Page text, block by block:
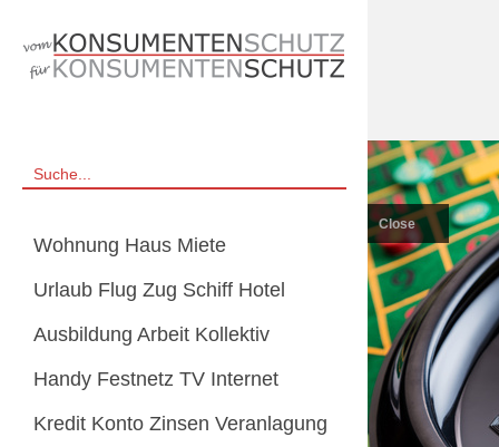
Wohnung Haus Miete
Urlaub Flug Zug Schiff Hotel
Ausbildung Arbeit Kollektiv
Handy Festnetz TV Internet
Kredit Konto Zinsen Veranlagung
Close